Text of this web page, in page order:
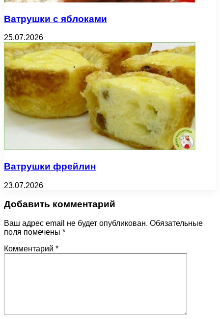
Ватрушки с яблоками
25.07.2026
Ватрушки фрейлин
23.07.2026
Добавить комментарий
Ваш адрес email не будет опубликован. Обязательные
поля помечены *
Комментарий *